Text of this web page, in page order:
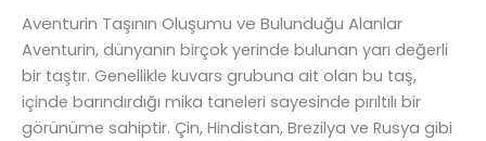
Aventurin Taşının Oluşumu ve Bulunduğu Alanlar
Aventurin, dünyanın birçok yerinde bulunan yarı değerli
bir taştır. Genellikle kuvars grubuna ait olan bu taş,
içinde barındırdığı mika taneleri sayesinde pırıltılı bir
görünüme sahiptir. Çin, Hindistan, Brezilya ve Rusya gibi